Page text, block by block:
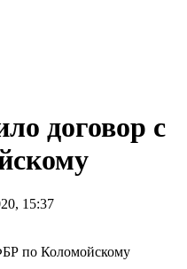
договор с
15:37